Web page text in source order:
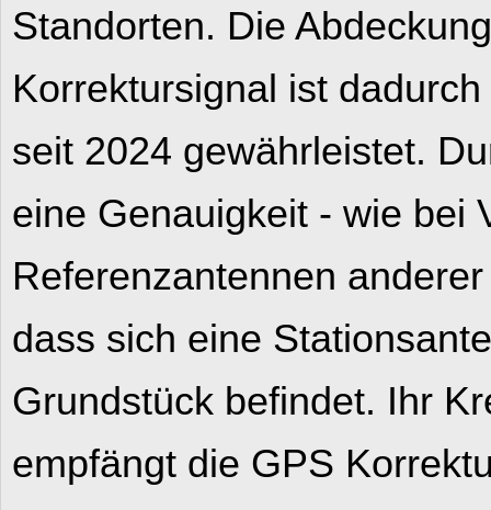
Standorten. Die
Korrektursignal ist
seit 2024 gewährleistet.
eine Genauigkeit - wie bei
Referenzantennen
dass sich eine
Grundstück befindet. Ihr
empfängt die GPS